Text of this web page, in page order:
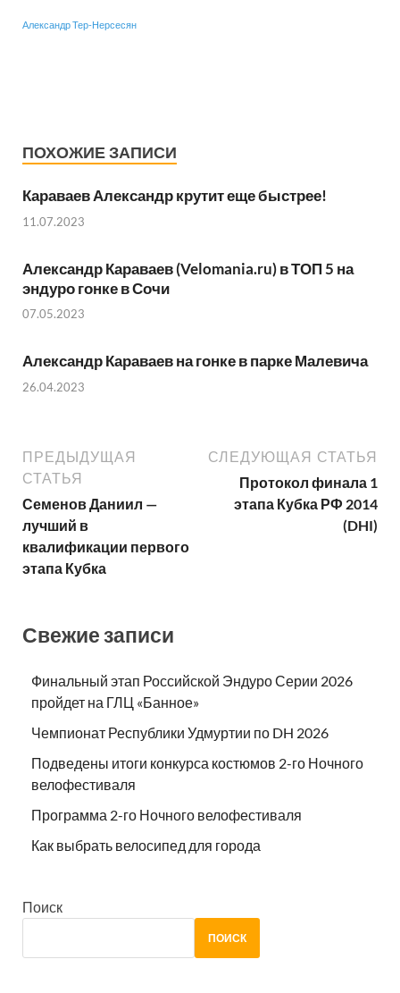
Александр Тер-Нерсесян
ПОХОЖИЕ ЗАПИСИ
Караваев Александр крутит еще быстрее!
11.07.2023
Александр Караваев (Velomania.ru) в ТОП 5 на
эндуро гонке в Сочи
07.05.2023
Александр Караваев на гонке в парке Малевича
26.04.2023
ПРЕДЫДУЩАЯ
СТАТЬЯ
Семенов Даниил —
лучший в
квалификации первого
этапа Кубка
СЛЕДУЮЩАЯ СТАТЬЯ
Протокол финала 1
этапа Кубка РФ 2014
(DHI)
Свежие записи
Финальный этап Российской Эндуро Серии 2026
пройдет на ГЛЦ «Банное»
Чемпионат Республики Удмуртии по DH 2026
Подведены итоги конкурса костюмов 2-го Ночного
велофестиваля
Программа 2-го Ночного велофестиваля
Как выбрать велосипед для города
Поиск
ПОИСК